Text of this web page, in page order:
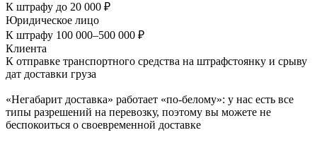
К штрафу до 20 000 ₽
Юридическое лицо
К штрафу 100 000–500 000 ₽
Клиента
К отправке транспортного средства на штрафстоянку и срыву
дат доставки груза
«Негабарит доставка» работает «по-белому»: у нас есть все
типы разрешений на перевозку, поэтому вы можете не
беспокоиться о своевременной доставке